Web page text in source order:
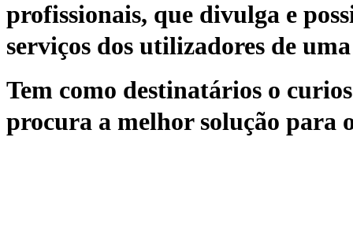
profissionais, que divulga e
serviços dos utilizadores de
Tem como destinatários o
procura a melhor solução para